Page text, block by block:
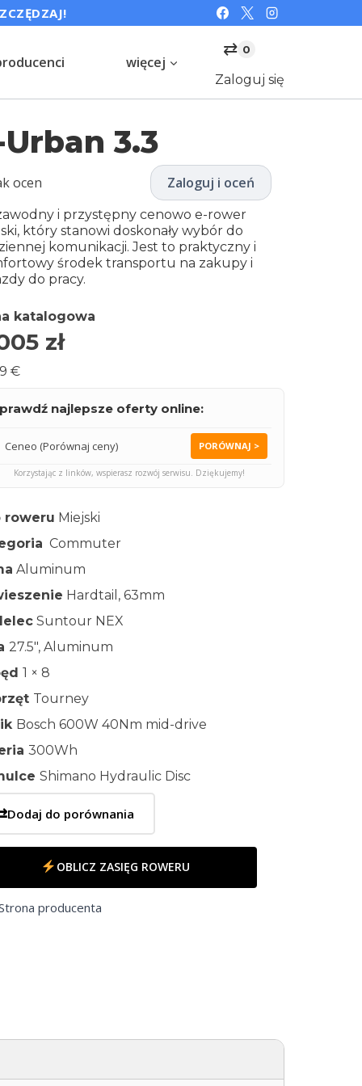
więcej
⇄ 0
Zaloguj się
3.3
ocen Zaloguj i oceń
i przystępny cenowo e-rower
który stanowi doskonały wybór do
komunikacji. Jest to praktyczny i
środek transportu na zakupy i
do pracy.
katalogowa
zł
€
najlepsze oferty online:
Ceneo (Porównaj ceny) PORÓWNAJ >
Korzystając z linków, wspierasz rozwój serwisu. Dziękujemy!
roweru Miejski
Commuter
Aluminum
Hardtail, 63mm
Suntour NEX
27.5″, Aluminum
1 × 8
Tourney
Bosch 600W 40Nm mid-drive
300Wh
Shimano Hydraulic Disc
Dodaj do porównania
OBLICZ ZASIĘG ROWERU
producenta